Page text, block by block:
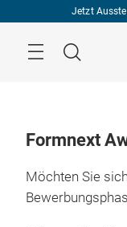
Jetzt
Suche
Formnext
Möchten Sie